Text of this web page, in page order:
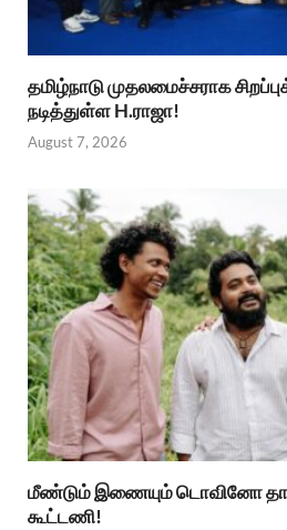
தமிழ்நாடு முதலமைச்சராக
நடித்துள்ள H.ராஜா!
August 7, 2026
மீண்டும் இணையும் டொவினோ
கூட்டணி!